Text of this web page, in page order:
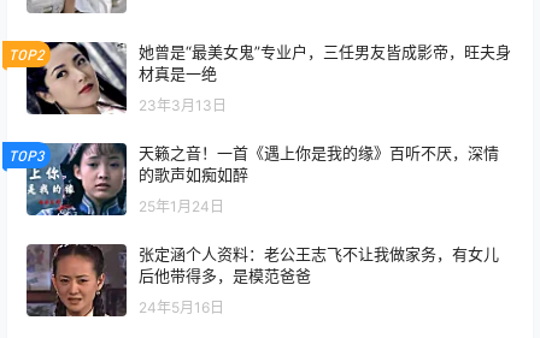
TOP2
她曾是“最美女鬼”专业户，三任男友皆成影帝，旺夫身
材真是一绝
23年3月13日
TOP3
天籁之音！一首《遇上你是我的缘》百听不厌，深情
的歌声如痴如醉
25年1月24日
张定涵个人资料：老公王志飞不让我做家务，有女儿
后他带得多，是模范爸爸
24年5月16日